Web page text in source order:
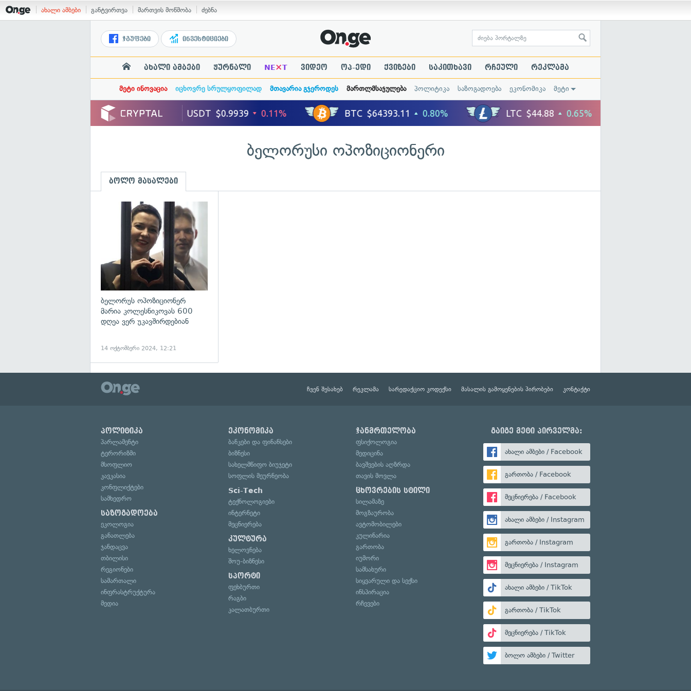
ახალი ამბები განტვირთვა მართვის მოწმობა ძებნა
ჯგუფები ინვესტიციები
ახალი ამბები ჟურნალი NE×T ვიდეო ოპ-ედი ქვიზები საკითხავი რჩეული რეკლამა
მეტი ინოვაცია იცხოვრე სრულყოფილად მთავარია გჯეროდეს მართლმსაჯულება პოლიტიკა საზოგადოება ეკონომიკა მეტი
ბელორუსი ოპოზიციონერი
ბოლო მასალები
ბელორუს ოპოზიციონერ
მარია კოლესნიკოვას 600
დღეა ვერ უკავშირდებიან
14 ოქტომბერი 2024, 12:21
ჩვენ შესახებ რეკლამა სარედაქციო კოდექსი მასალის გამოყენების პირობები კონტაქტი
პოლიტიკა
პარლამენტი
ტერორიზმი
მსოფლიო
კავკასია
კონფლიქტები
სამხედრო
საზოგადოება
ეკოლოგია
განათლება
ჯანდაცვა
თბილისი
რეგიონები
სამართალი
ინფრასტრუქტურა
მედია
ეკონომიკა
ბანკები და ფინანსები
ბიზნესი
სახელმწიფო ბიუჯეტი
სოფლის მეურნეობა
Sci-Tech
ტექნოლოგიები
ინტერნეტი
მეცნიერება
კულტურა
ხელოვნება
შოუ-ბიზნესი
სპორტი
ფეხბურთი
რაგბი
კალათბურთი
ჯანმრთელობა
ფსიქოლოგია
მედიცინა
ბავშვების აღზრდა
თავის მოვლა
ცხოვრების სტილი
სილამაზე
მოგზაურობა
ავტომობილები
კულინარია
გართობა
იუმორი
სამსახური
სიყვარული და სექსი
ინსპირაცია
რჩევები
გაიგე მეტი პირველმა:
ახალი ამბები / Facebook
გართობა / Facebook
მეცნიერება / Facebook
ახალი ამბები / Instagram
გართობა / Instagram
მეცნიერება / Instagram
ახალი ამბები / TikTok
გართობა / TikTok
მეცნიერება / TikTok
ბოლო ამბები / Twitter